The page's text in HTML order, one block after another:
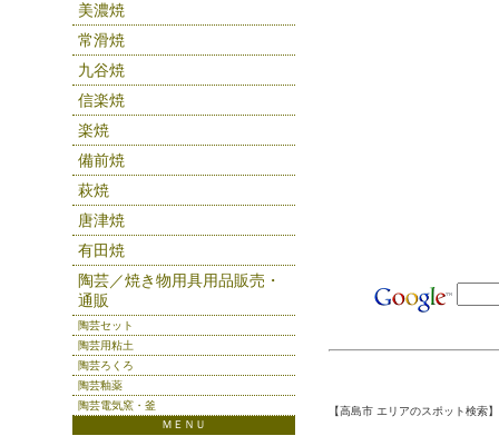
【高島市 エリアのスポット検索】
美濃焼
常滑焼
九谷焼
信楽焼
楽焼
備前焼
萩焼
唐津焼
有田焼
陶芸／焼き物用具用品販売・
通販
陶芸セット
陶芸用粘土
陶芸ろくろ
陶芸釉薬
陶芸電気窯・釜
ＭＥＮＵ